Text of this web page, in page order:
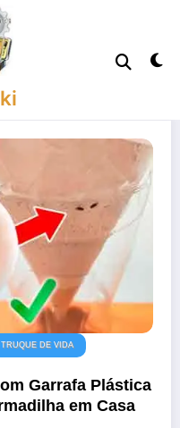
TRUQUE DE VIDA
Garrafa Plástica
em Casa